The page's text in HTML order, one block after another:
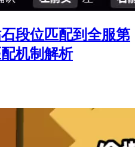
段位匹配到全服第
机制解析